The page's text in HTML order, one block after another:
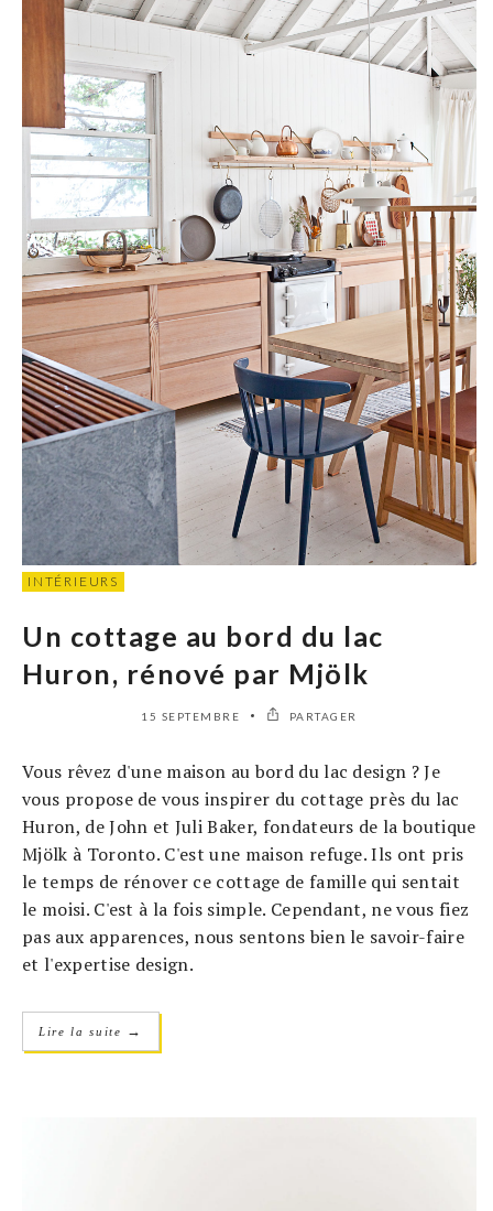
INTÉRIEURS
Un cottage au bord du lac
Huron, rénové par Mjölk
15 SEPTEMBRE PARTAGER
Vous rêvez d'une maison au bord du lac design ? Je
vous propose de vous inspirer du cottage près du lac
Huron, de John et Juli Baker, fondateurs de la boutique
Mjölk à Toronto. C'est une maison refuge. Ils ont pris
le temps de rénover ce cottage de famille qui sentait
le moisi. C'est à la fois simple. Cependant, ne vous fiez
pas aux apparences, nous sentons bien le savoir-faire
et l'expertise design.
Lire la suite →